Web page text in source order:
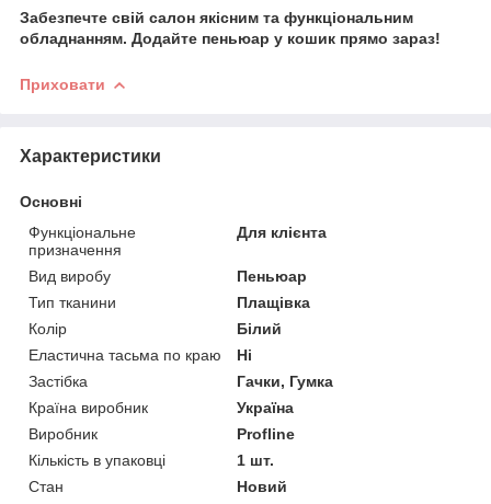
Забезпечте свій салон якісним та функціональним
обладнанням. Додайте пеньюар у кошик прямо зараз!
Приховати
Характеристики
Основні
Функціональне
призначення
Для клієнта
Вид виробу
Пеньюар
Тип тканини
Плащівка
Колір
Білий
Еластична тасьма по краю
Ні
Застібка
Гачки, Гумка
Країна виробник
Україна
Виробник
Profline
Кількість в упаковці
1 шт.
Стан
Новий